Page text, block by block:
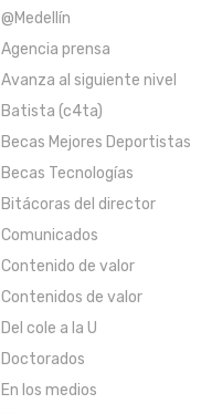
@Medellín
Agencia prensa
Avanza al siguiente nivel
Batista (c4ta)
Becas Mejores Deportistas
Becas Tecnologías
Bitácoras del director
Comunicados
Contenido de valor
Contenidos de valor
Del cole a la U
Doctorados
En los medios